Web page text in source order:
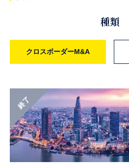
種類
クロスボーダーM&A
終了